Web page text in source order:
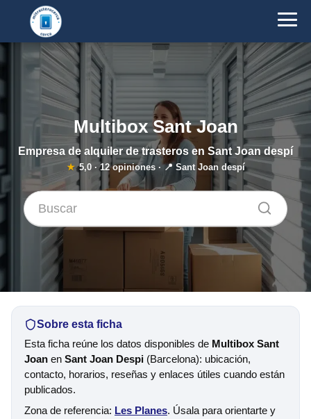
Multibox Sant Joan
Empresa de alquiler de trasteros en Sant Joan despí
★ 5,0·12opiniones · 📍 Sant Joan despí
Sobre esta ficha
Esta ficha reúne los datos disponibles de Multibox Sant
Joan en Sant Joan Despi (Barcelona): ubicación,
contacto, horarios, reseñas y enlaces útiles cuando están
publicados.
Zona de referencia: Les Planes. Úsala para orientarte y